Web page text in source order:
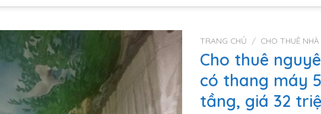
TRANG CHỦ / CHO THUÊ NHÀ
Cho thuê
có thang máy
tầng, giá 32